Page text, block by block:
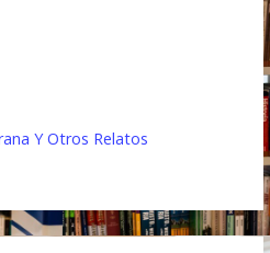
Y Otros Relatos